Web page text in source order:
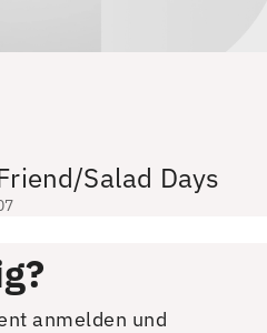
Salad Days
anmelden und